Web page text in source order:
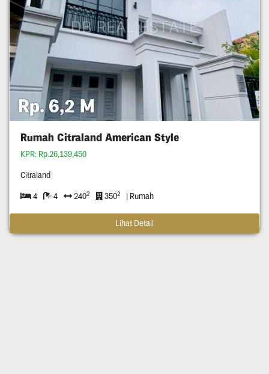
Rp. 6,2 M
Rumah Citraland American Style
KPR: Rp.26,139,450
Citraland
4 4 2402 3502 | Rumah
Lihat Detail